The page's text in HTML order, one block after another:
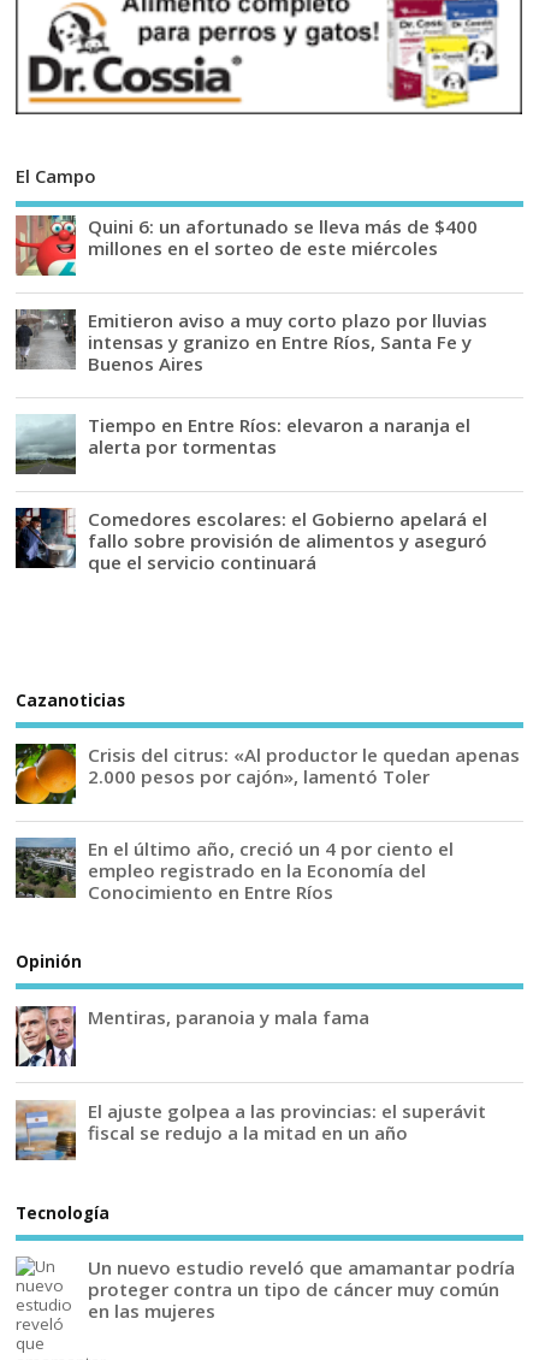
El Campo
Quini 6: un afortunado se lleva más de $400
millones en el sorteo de este miércoles
Emitieron aviso a muy corto plazo por lluvias
intensas y granizo en Entre Ríos, Santa Fe y
Buenos Aires
Tiempo en Entre Ríos: elevaron a naranja el
alerta por tormentas
Comedores escolares: el Gobierno apelará el
fallo sobre provisión de alimentos y aseguró
que el servicio continuará
Cazanoticias
Crisis del citrus: «Al productor le quedan apenas
2.000 pesos por cajón», lamentó Toler
En el último año, creció un 4 por ciento el
empleo registrado en la Economía del
Conocimiento en Entre Ríos
Opinión
Mentiras, paranoia y mala fama
El ajuste golpea a las provincias: el superávit
fiscal se redujo a la mitad en un año
Tecnología
Un nuevo estudio reveló que amamantar podría
proteger contra un tipo de cáncer muy común
en las mujeres